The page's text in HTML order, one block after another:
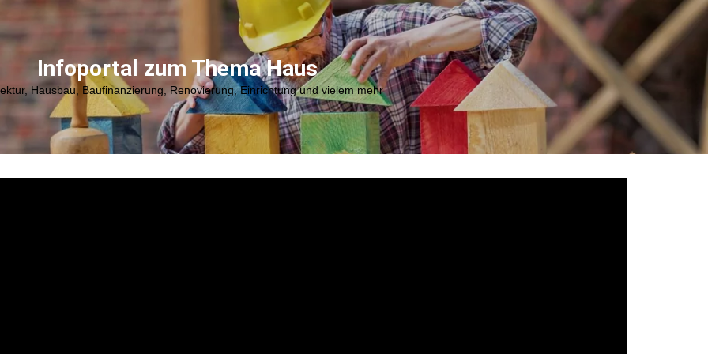
Infoportal zum Thema Haus
Hausbau, Baufinanzierung, Renovierung, Einrichtung und vielem mehr